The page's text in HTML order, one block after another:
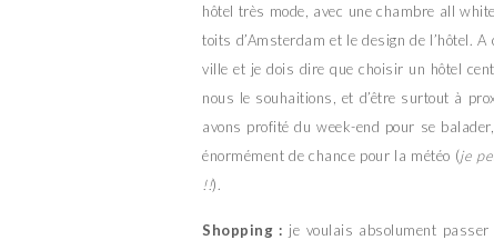
hôtel très mode, avec une chambre all
toits d’Amsterdam et le design de l’hôtel.
ville et je dois dire que choisir un hôtel
nous le souhaitions, et d’être surtout à
avons profité du week-end pour se
énormément de chance pour la météo (je
!!).
Shopping : je voulais absolument passer